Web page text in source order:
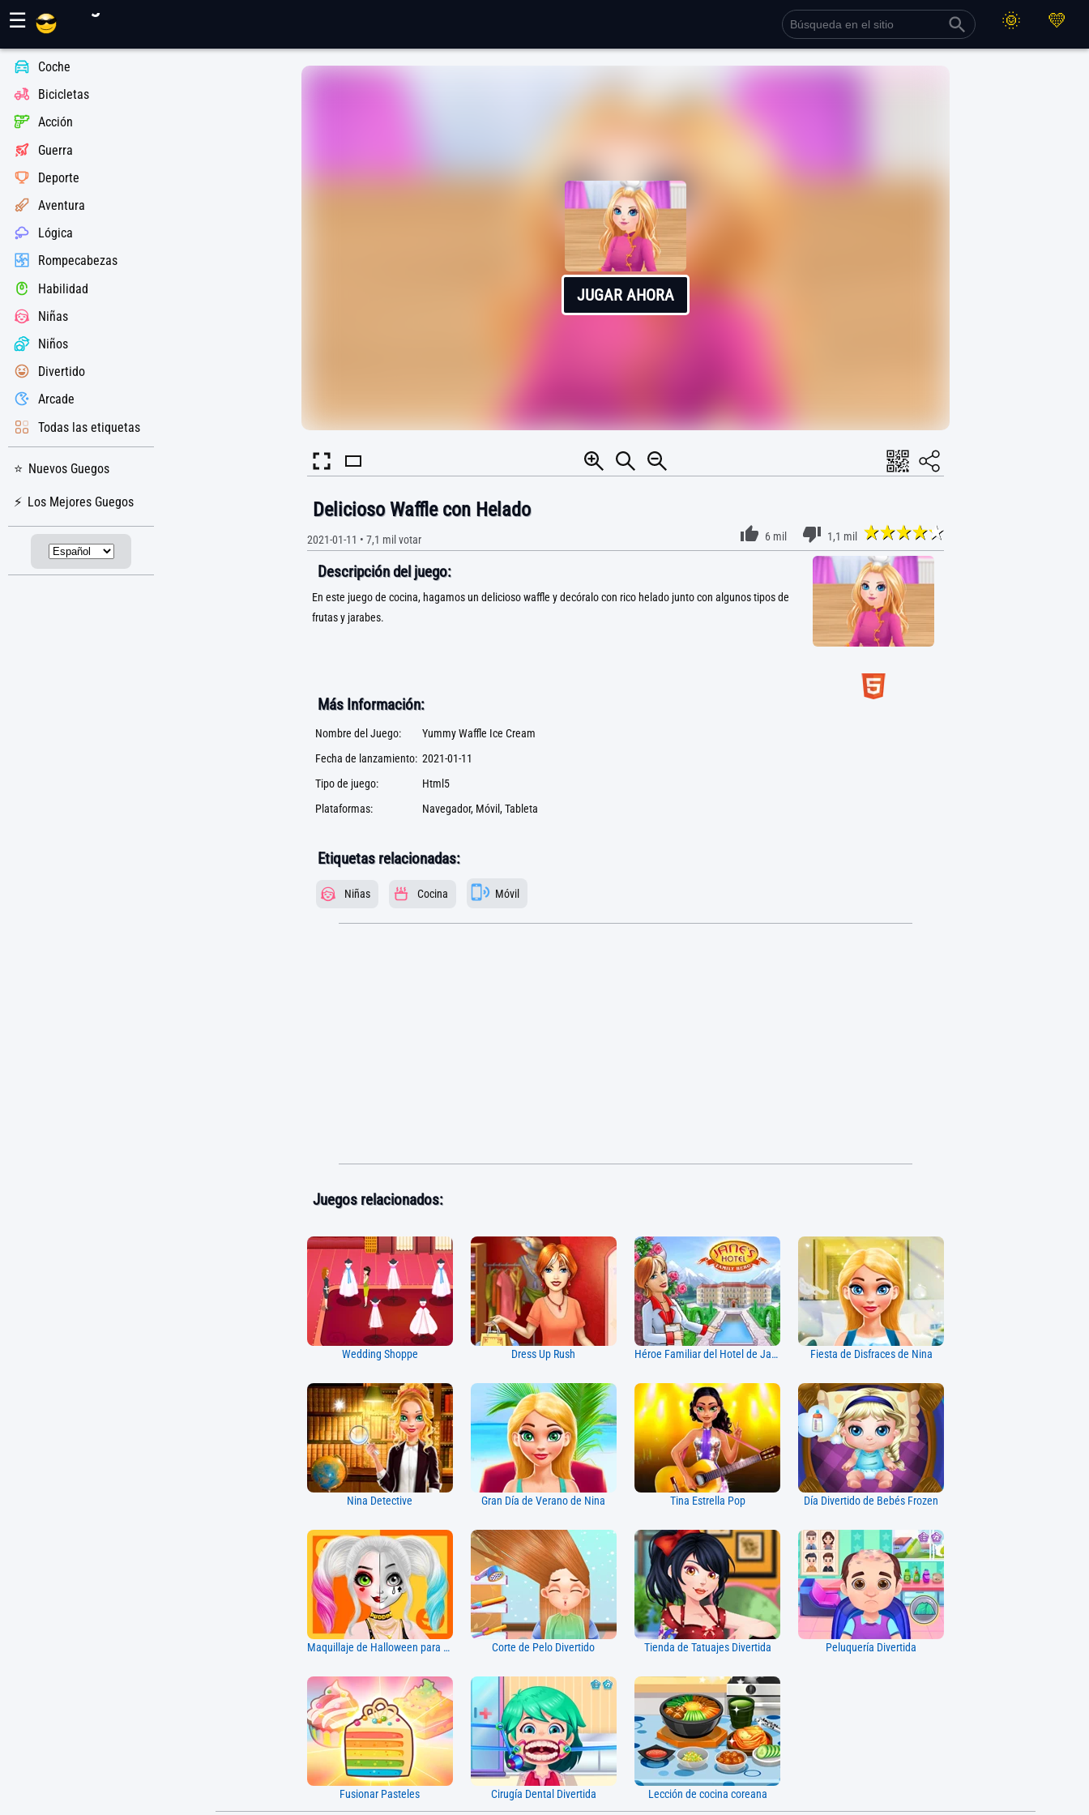
☰
Coche
Bicicletas
Acción
Guerra
Deporte
Aventura
Lógica
Rompecabezas
Habilidad
Niñas
Niños
Divertido
Arcade
Todas las etiquetas
Nuevos Guegos
Los Mejores Guegos
JUGAR AHORA
Delicioso Waffle con Helado
2021-01-11 • 7,1 mil votar 6 mil 1,1 mil
Descripción del juego:
En este juego de cocina, hagamos un delicioso waffle y decóralo con rico helado junto con algunos tipos de
frutas y jarabes.
Más Información:
Nombre del Juego:
Yummy Waffle Ice Cream
Fecha de lanzamiento: 2021-01-11
Tipo de juego:
Html5
Plataformas:
Navegador, Móvil, Tableta
Etiquetas relacionadas:
Niñas Cocina Móvil
Juegos relacionados:
Wedding Shoppe Dress Up Rush Héroe Familiar del Hotel de Jane Fiesta de Disfraces de Nina
Nina Detective Gran Día de Verano de Nina Tina Estrella Pop Día Divertido de Bebés Frozen
Maquillaje de Halloween para Princesas Corte de Pelo Divertido Tienda de Tatuajes Divertida Peluquería Divertida
Fusionar Pasteles Cirugía Dental Divertida Lección de cocina coreana